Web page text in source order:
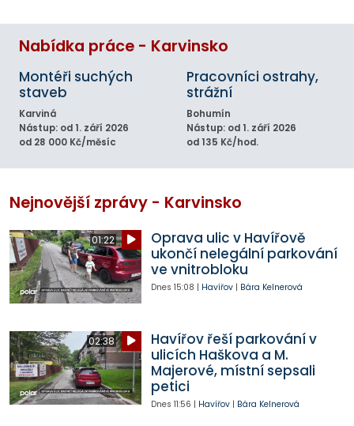
Nabídka práce - Karvinsko
Montéři suchých
staveb
Karviná
Nástup: od 1. září 2026
od 28 000 Kč/měsíc
Pracovníci ostrahy,
strážní
Bohumín
Nástup: od 1. září 2026
od 135 Kč/hod.
Nejnovější zprávy - Karvinsko
01:22
Oprava ulic v Havířově
ukončí nelegální parkování
ve vnitrobloku
Dnes 15:08 | Havířov| Bára Kelnerová
02:38
Havířov řeší parkování v
ulicích Haškova a M.
Majerové, místní sepsali
petici
Dnes 11:56 | Havířov| Bára Kelnerová